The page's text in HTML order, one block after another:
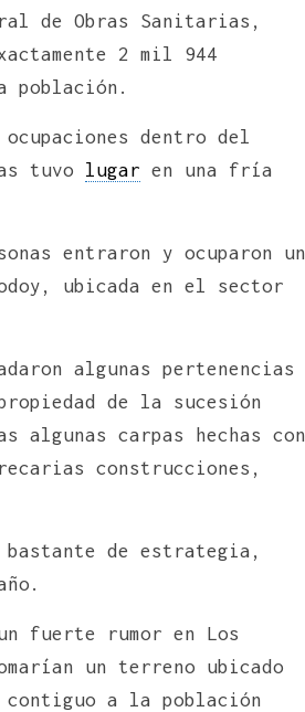
de Obras Sanitarias,
2 mil 944
población.
dentro del
tuvo lugar en una fría
entraron y ocuparon un
ubicada en el sector
algunas pertenencias
de la sucesión
algunas carpas hechas con
construcciones,
bastante de estrategia,
fuerte rumor en Los
un terreno ubicado
a la población